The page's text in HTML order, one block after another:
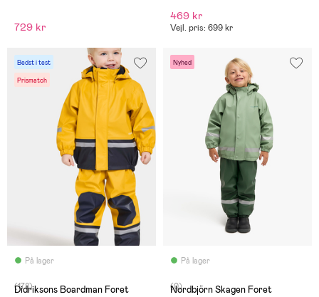
729 kr
469 kr
Vejl. pris: 699 kr
Bedst i test
Prismatch
På lager
(178)
Didriksons Boardman Foret
Nyhed
På lager
(0)
Nordbjörn Skagen Foret